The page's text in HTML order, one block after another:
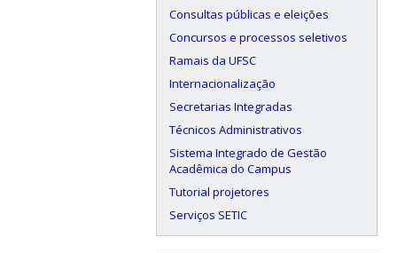
Consultas públicas e eleições
Concursos e processos seletivos
Ramais da UFSC
Internacionalização
Secretarias Integradas
Técnicos Administrativos
Sistema Integrado de Gestão
Acadêmica do Campus
Tutorial projetores
Serviços SETIC